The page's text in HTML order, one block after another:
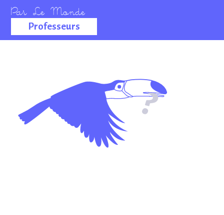
Professeurs
La salle des
professeurs